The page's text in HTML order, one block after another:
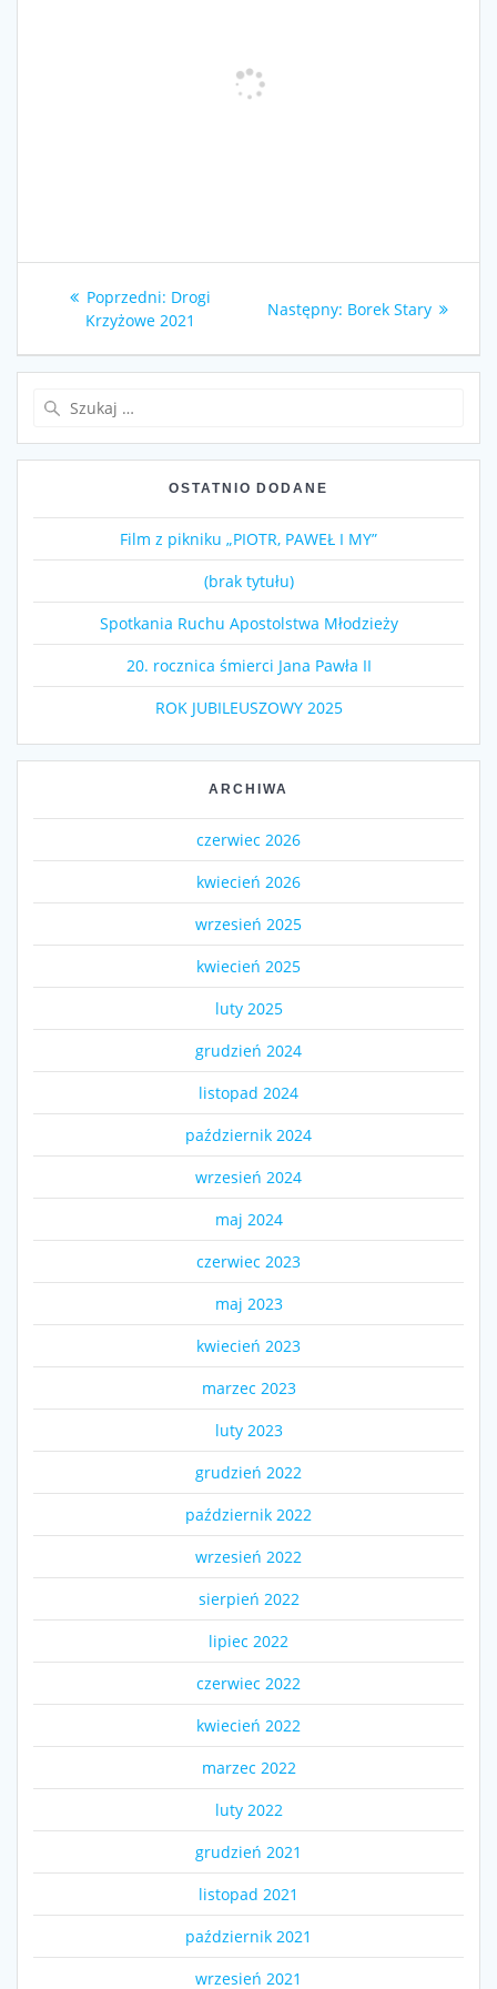
Nawigacja
wpisu
Poprzedni: Poprzedni
wpis:
Drogi
Krzyżowe 2021
Następny: Następny
Borek Stary
OSTATNIO DODANE
Film z pikniku „PIOTR, PAWEŁ I MY”
(brak tytułu)
Spotkania Ruchu Apostolstwa Młodzieży
20. rocznica śmierci Jana Pawła II
ROK JUBILEUSZOWY 2025
ARCHIWA
czerwiec 2026
kwiecień 2026
wrzesień 2025
kwiecień 2025
luty 2025
grudzień 2024
listopad 2024
październik 2024
wrzesień 2024
maj 2024
czerwiec 2023
maj 2023
kwiecień 2023
marzec 2023
luty 2023
grudzień 2022
październik 2022
wrzesień 2022
sierpień 2022
lipiec 2022
czerwiec 2022
kwiecień 2022
marzec 2022
luty 2022
grudzień 2021
listopad 2021
październik 2021
wrzesień 2021